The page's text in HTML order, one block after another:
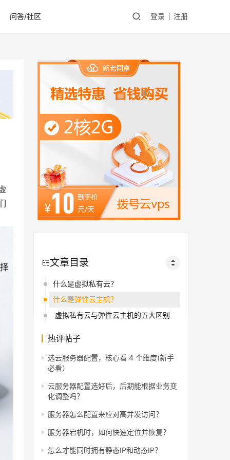
问答/社区 登录 注册
文章目录
什么是虚拟私有云？
什么是弹性云主机？
虚拟私有云与弹性云主机的五大区别
热评帖子
选云服务器配置，核心看 4 个维度(新手
必看）
云服务器配置选好后，后期能根据业务变
化调整吗？
服务器怎么配置来应对高并发访问？
服务器宕机时，如何快速定位并恢复？
怎么才能同时拥有静态IP和动态IP？